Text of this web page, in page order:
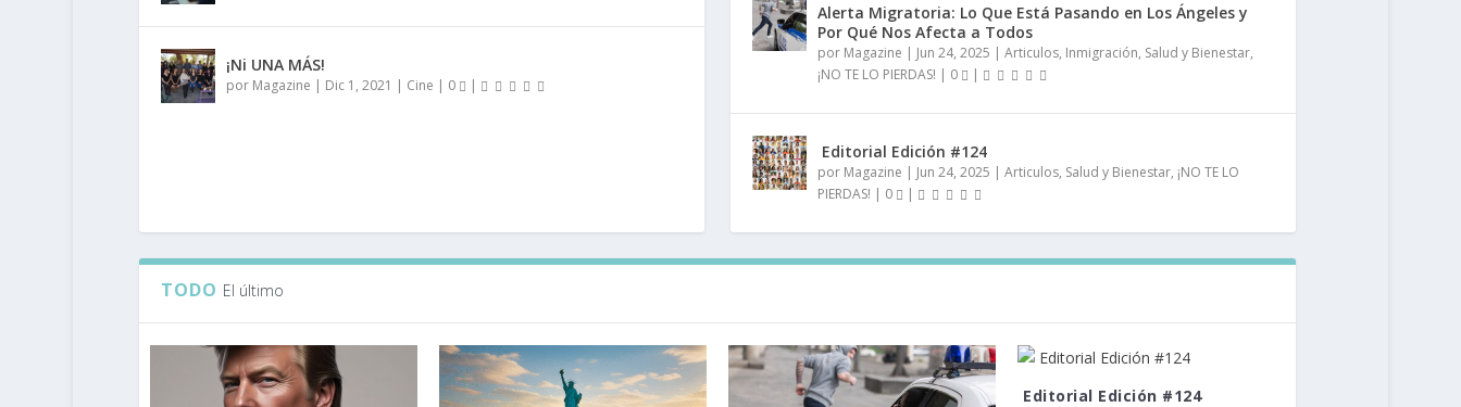
¡Ni UNA MÁS!
por Magazine Dic 1, 2021 Cine 0
Alerta Migratoria: Lo Que Está Pasando en Los Ángeles y
Por Qué Nos Afecta a Todos
por Magazine | Jun 24, 2025 | Articulos, Inmigración, Salud y Bienestar,
¡NO TE LO PIERDAS! | 0 |
️ Editorial Edición #124
por Magazine | Jun 24, 2025 | Articulos, Salud y Bienestar, ¡NO TE LO
PIERDAS! | 0 |
TODO El último
️ Editorial Edición #124